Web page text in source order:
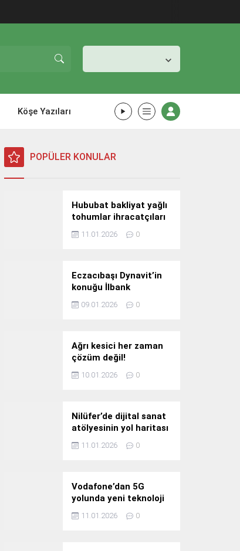
Köşe Yazıları
POPÜLER KONULAR
Hububat bakliyat yağlı
tohumlar ihracatçıları
Güney Kore yolcusu
11.01.2026 0
Eczacıbaşı Dynavit’in
konuğu İlbank
09.01.2026 0
Ağrı kesici her zaman
çözüm değil!
10.01.2026 0
Nilüfer’de dijital sanat
atölyesinin yol haritası
konuşuldu
11.01.2026 0
Vodafone’dan 5G
yolunda yeni teknoloji
yatırımı
11.01.2026 0